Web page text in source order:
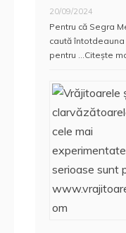
20/09/2024
Pentru că Segra
caută
pentru … Citește